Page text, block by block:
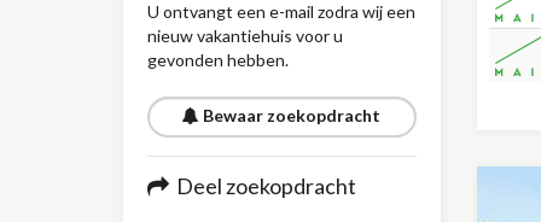
U ontvangt een e-mail zodra wij een
nieuw vakantiehuis voor u
gevonden hebben.
Bewaar zoekopdracht
Deel zoekopdracht